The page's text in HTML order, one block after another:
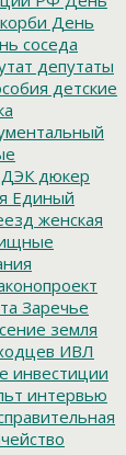
День
соседа
депутаты
детские
ДЭК дюкер
Единый
женская
Заречье
земля
ИВЛ
инвестиции
интервью